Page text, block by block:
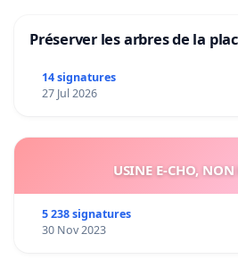
Préserver les arbres de la
14 signatures
27 Jul 2026
USINE E-CHO, NON
5 238 signatures
30 Nov 2023